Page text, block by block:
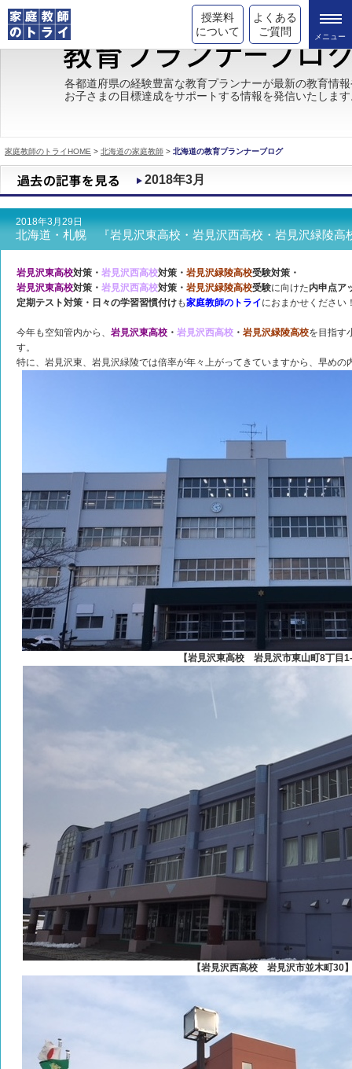
授業料
について
よくある
ご質問
トライの教育理念
成績が上がる理由
都道府県別情報
合格体験談
キャンペーン情報
各都道府県の経験豊富な教育プランナーが最新の教育情
お子さまの目標達成をサポートする情報を発信いたしま
家庭教師のトライHOME > 北海道の家庭教師 > 北海道の教育プランナーブログ
2018年3月
2018年3月29日
北海道・札幌 『岩見沢東高校・岩見沢西高校・岩見沢緑陵高
岩見沢東高校対策・ 岩見沢西高校対策・ 岩見沢緑陵高校受験対策・
岩見沢東高校対策・ 岩見沢西高校対策・ 岩見沢緑陵高校受験に向けた内申点ア
定期テスト対策・日々の学習習慣付けも家庭教師のトライにおまかせください
今年も空知管内から、 岩見沢東高校 ・ 岩見沢西高校 ・ 岩見沢緑陵高校を目指す
す。
特に、岩見沢東、岩見沢緑陵では倍率が年々上がってきていますから、早めの
【岩見沢東高校 岩見沢市東山町8丁目
【岩見沢西高校 岩見沢市並木町30